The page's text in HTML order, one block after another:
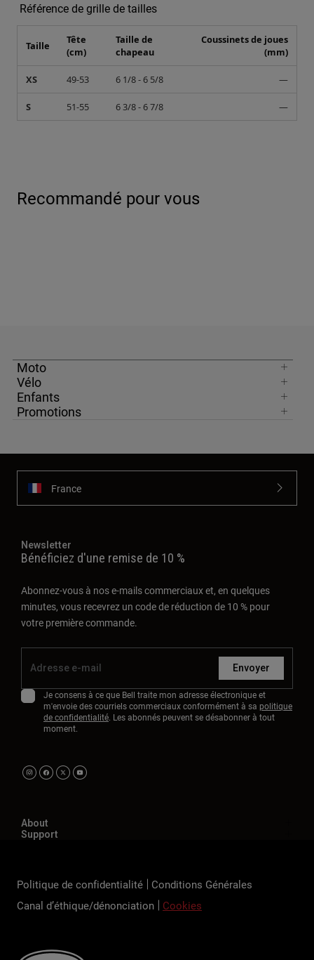
Référence de grille de tailles
Taille
Tête
(cm)
Taille de
chapeau
Coussinets de joues
(mm)
XS 49-53 6 1/8 - 6 5/8 —
S 51-55 6 3/8 - 6 7/8 —
Recommandé pour vous
Moto
Vélo
Enfants
Promotions
France
Newsletter
Bénéficiez d'une remise de 10 %
Abonnez-vous à nos e-mails commerciaux et, en quelques
minutes, vous recevrez un code de réduction de 10 % pour
votre première commande.
Envoyer
Je consens à ce que Bell traite mon adresse électronique et
m'envoie des courriels commerciaux conformément à sa politique
de confidentialité. Les abonnés peuvent se désabonner à tout
moment.
About
Support
Politique de confidentialité
Conditions Générales
Canal d’éthique/dénonciation
Cookies